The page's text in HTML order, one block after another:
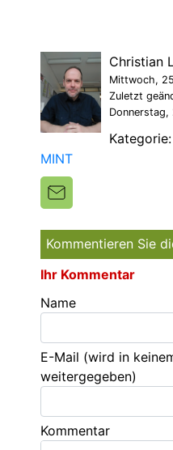
Christian
Mittwoch,
Zuletzt
Donnerstag,
Kategorie:
MINT
Kommentieren Sie
Ihr Kommentar
Name
E-Mail (wird in
weitergegeben)
Kommentar